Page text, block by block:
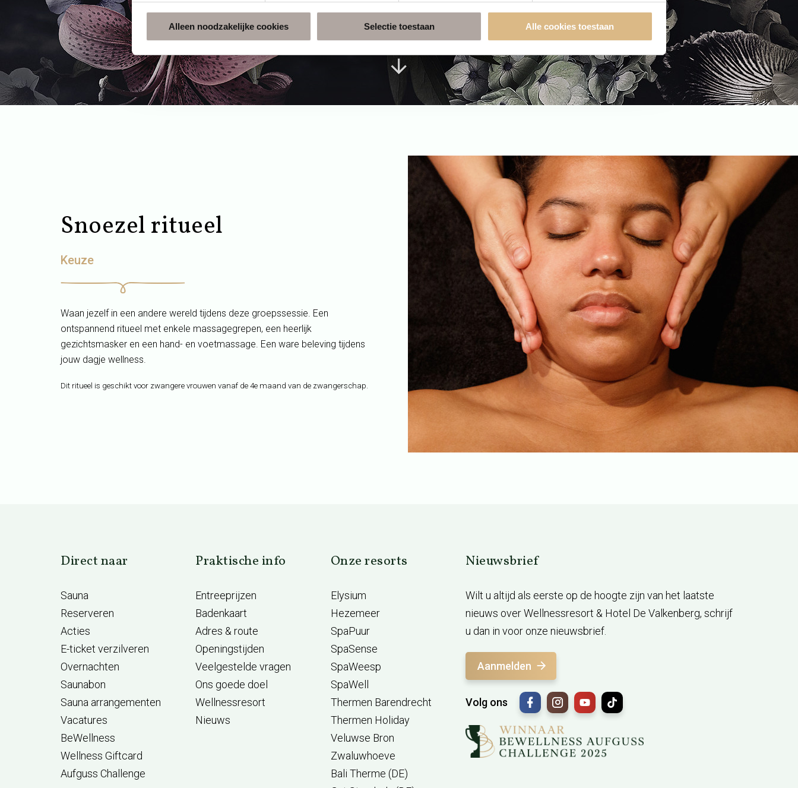
Alleen noodzakelijke cookies Selectie toestaan Alle cookies toestaan
Snoezel ritueel
Keuze
Waan jezelf in een andere wereld tijdens deze groepssessie. Een
ontspannend ritueel met enkele massagegrepen, een heerlijk
gezichtsmasker en een hand- en voetmassage. Een ware beleving tijdens
jouw dagje wellness.
Dit ritueel is geschikt voor zwangere vrouwen vanaf de 4e maand van de zwangerschap.
Direct naar
Sauna
Reserveren
Acties
E-ticket verzilveren
Overnachten
Saunabon
Sauna arrangementen
Vacatures
BeWellness
Wellness Giftcard
Aufguss Challenge
Praktische info
Entreeprijzen
Badenkaart
Adres & route
Openingstijden
Veelgestelde vragen
Ons goede doel
Wellnessresort
Nieuws
Onze resorts
Elysium
Hezemeer
SpaPuur
SpaSense
SpaWeesp
SpaWell
Thermen Barendrecht
Thermen Holiday
Veluwse Bron
Zwaluwhoeve
Bali Therme (DE)
Nieuwsbrief
Wilt u altijd als eerste op de hoogte zijn van het laatste
nieuws over Wellnessresort & Hotel De Valkenberg, schrijf
u dan in voor onze nieuwsbrief.
Aanmelden
Volg ons